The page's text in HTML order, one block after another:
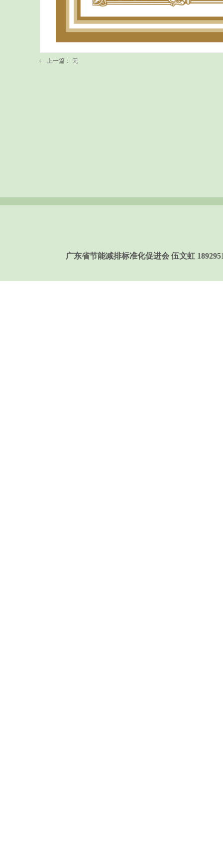
ꂃ 上一篇： 无
广东省节能减排标准化促进会 伍文虹